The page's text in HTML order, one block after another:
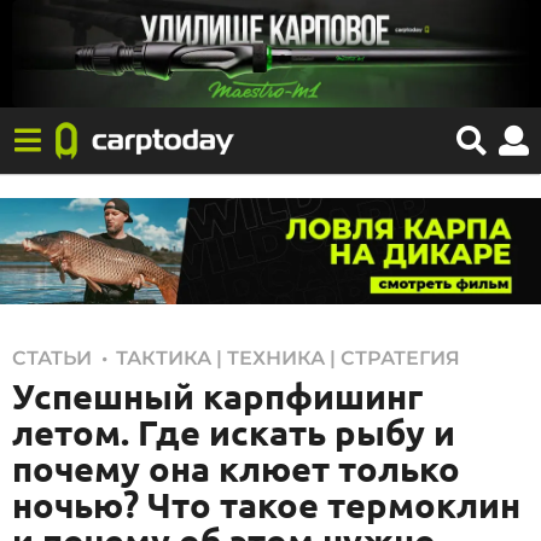
1
1
0
.
СТАТЬИ ,ТАКТИКА | ТЕХНИКА | СТРАТЕГИЯ
Успешный карпфишинг
летом. Где искать рыбу и
почему она клюет только
ночью? Что такое термоклин